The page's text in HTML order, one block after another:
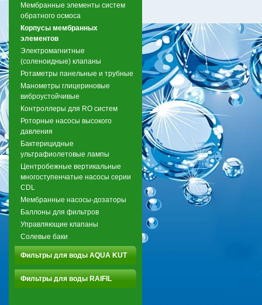
Мембранные элементы систем
обратного осмоса
Корпусы мембранных
элементов
Электромагнитные
(соленоидные) клапаны
Ротаметры панельные и трубные
Манометры глицериновые
виброустойчивые
Контроллеры для RO систем
Роторные насосы высокого
давления
Бактерицидные
ультрафиолетовые лампы
Центробежные вертикальные
многоступенчатые насосы серии
CDL
Мембранные насосы-дозаторы
Баллоны для фильтров
Управляющие клапаны
Солевые баки
Фильтры для воды AQUA KUT
Фильтры для воды RAIFIL